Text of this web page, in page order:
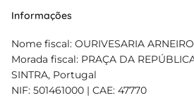
Informações
Nome fiscal: OURIVESARIA
Morada fiscal: PRAÇA DA
SINTRA, Portugal
NIF: 501461000 | CAE: 47770